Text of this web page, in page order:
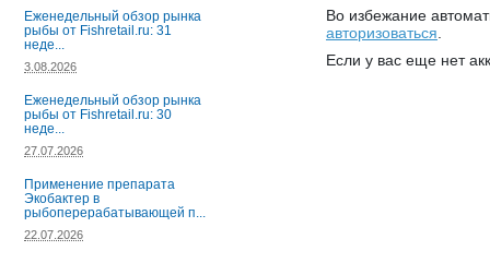
Горячее предложение
Мои объявления
Избранные
С моим участием
Актуальные
Во избежание
авторизоваться
Если у вас еще нет
Еженедельный обзор рынка
рыбы от Fishretail.ru: 31
неде...
3.08.2026
Еженедельный обзор рынка
рыбы от Fishretail.ru: 30
неде...
27.07.2026
Применение препарата
Экобактер в
рыбоперерабатывающей п...
22.07.2026